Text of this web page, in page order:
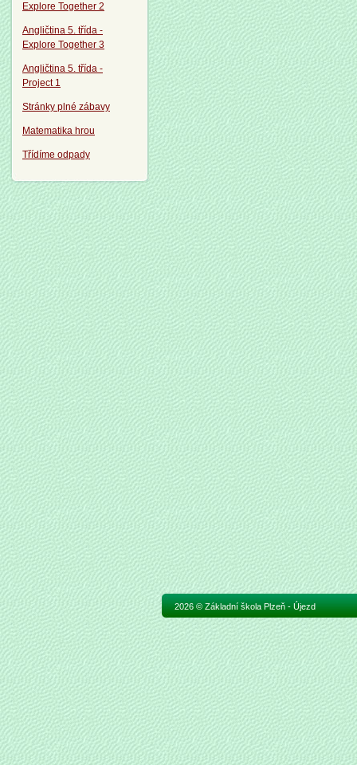
Explore Together 2
Angličtina 5. třída -
Explore Together 3
Angličtina 5. třída -
Project 1
Stránky plné zábavy
Matematika hrou
Třídíme odpady
2026 © Základní škola Plzeň - Újezd